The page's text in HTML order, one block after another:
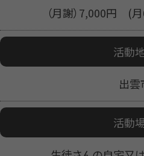
（月謝）7,000円 (
活動
出雲
活動